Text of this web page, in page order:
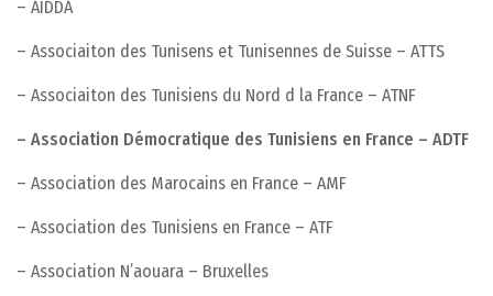
– AIDDA
– Associaiton des Tunisens et Tunisennes de Suisse – ATTS
– Associaiton des Tunisiens du Nord d la France – ATNF
– Association Démocratique des Tunisiens en France – ADTF
– Association des Marocains en France – AMF
– Association des Tunisiens en France – ATF
– Association N’aouara – Bruxelles